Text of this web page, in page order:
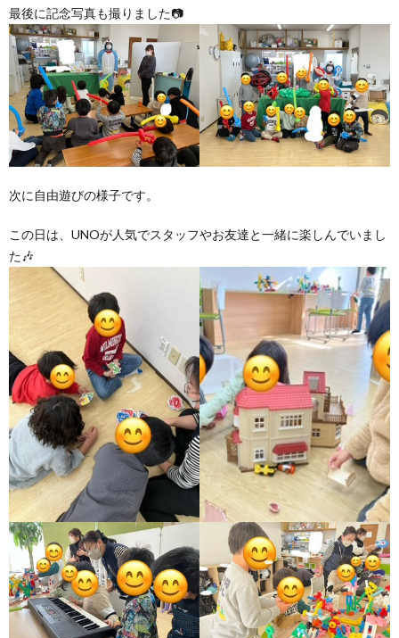
最後に記念写真も撮りました📷
次に自由遊びの様子です。
この日は、UNOが人気でスタッフやお友達と一緒に楽しんでいまし
た🎶